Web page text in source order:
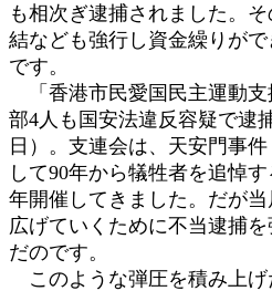
も相次ぎ逮捕されました。
結なども強行し資金繰りが
です。
「香港市民愛国民主運動支
部4人も国安法違反容疑で逮
日）。支連会は、天安門事
して90年から犠牲者を追悼
年開催してきました。だが
広げていくために不当逮捕
だのです。
このような弾圧を積み上げ